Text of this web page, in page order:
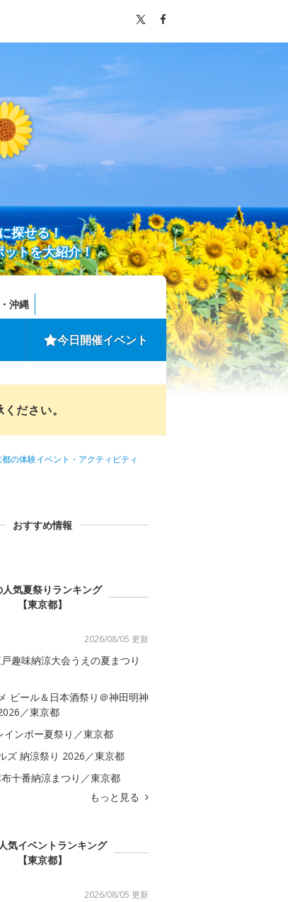
探せる！
トを大紹介！
沖縄
今日開催イベント
ださい。
の体験イベント・アクティビティ
おすすめ情報
人気夏祭りランキング
【東京都】
2026/08/05 更新
趣味納涼大会うえの夏まつり
ビール＆日本酒祭り＠神田明神
／東京都
インボー夏祭り／東京都
ズ 納涼祭り 2026／東京都
十番納涼まつり／東京都
もっと見る
気イベントランキング
【東京都】
2026/08/05 更新